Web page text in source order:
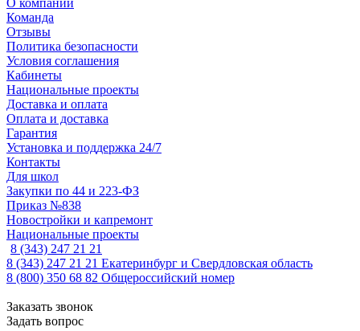
О компании
Команда
Отзывы
Политика безопасности
Условия соглашения
Кабинеты
Национальные проекты
Доставка и оплата
Оплата и доставка
Гарантия
Установка и поддержка 24/7
Контакты
Для школ
Закупки по 44 и 223-ФЗ
Приказ №838
Новостройки и капремонт
Национальные проекты
8 (343) 247 21 21
8 (343) 247 21 21 Екатеринбург и Свердловская область
8 (800) 350 68 82 Общероссийский номер
Заказать звонок
Задать вопрос